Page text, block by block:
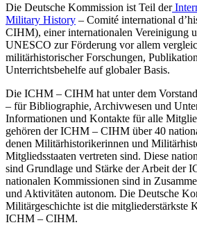
Die Deutsche Kommission ist Teil der
Military History – Comité international
CIHM), einer internationalen Vereinigung
UNESCO zur Förderung vor allem
militärhistorischer Forschungen,
Unterrichtsbehelfe auf globaler Basis.
Die ICHM – CIHM hat unter dem
– für Bibliographie, Archivwesen und
Informationen und Kontakte für alle
gehören der ICHM – CIHM über 40
denen Militärhistorikerinnen und
Mitgliedsstaaten vertreten sind. Diese
sind Grundlage und Stärke der Arbeit der
nationalen Kommissionen sind in
und Aktivitäten autonom. Die Deutsche
Militärgeschichte ist die mitgliederstärkste
ICHM – CIHM.